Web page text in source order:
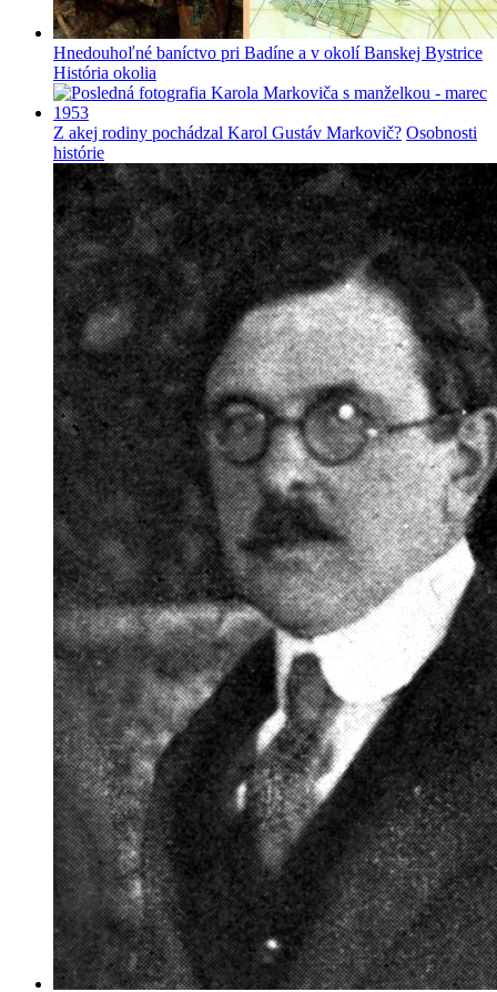
Hnedouhoľné baníctvo pri Badíne a v okolí Banskej Bystrice
História okolia
Z akej rodiny pochádzal Karol Gustáv Markovič? Osobnosti
histórie